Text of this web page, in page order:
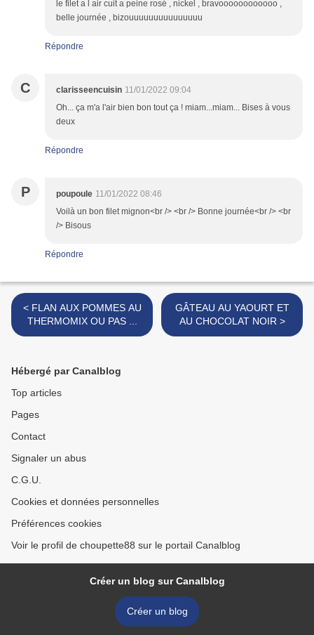
le filet a l air cuit a peine rosé , nickel , bravoooooooooooo ,
belle journée , bizouuuuuuuuuuuuuuu
Répondre
C clarisseencuisin 11/01/2022 09:04
Oh... ça m'a l'air bien bon tout ça ! miam...miam... Bises à vous
deux
Répondre
P poupoule 11/01/2022 08:46
Voilà un bon filet mignon<br /> <br /> Bonne journée<br /> <br
/> Bisous
Répondre
< FLAN AUX POMMES AU
THERMOMIX OU PAS ...
GÂTEAU AU YAOURT ET
AU CHOCOLAT NOIR >
Hébergé par Canalblog
Top articles
Pages
Contact
Signaler un abus
C.G.U.
Cookies et données personnelles
Préférences cookies
Voir le profil de choupette88 sur le portail Canalblog
Créer un blog sur Canalblog
Créer un blog